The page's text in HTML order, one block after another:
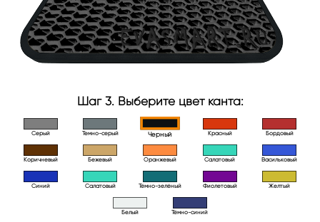
Шаг 3. Выберите цвет канта:
Серый Темно-серый Черный Красный Бордовый
Коричневый Бежевый Оранжевый Салатовый Васильковый
Синий Салатовый Тёмно-зелёный Фиолетовый Желтый
Белый Тёмно-синий